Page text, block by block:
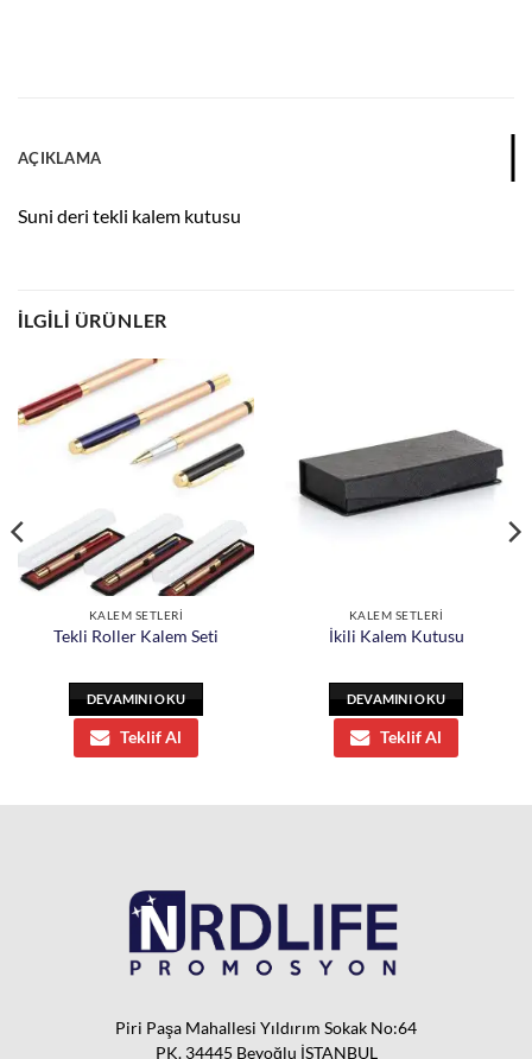
AÇIKLAMA
Suni deri tekli kalem kutusu
İLGILI ÜRÜNLER
KALEM SETLERİ
Tekli Roller Kalem Seti
DEVAMINI OKU
Teklif Al
KALEM SETLERİ
İkili Kalem Kutusu
DEVAMINI OKU
Teklif Al
Piri Paşa Mahallesi Yıldırım Sokak No:64
PK. 34445 Beyoğlu İSTANBUL